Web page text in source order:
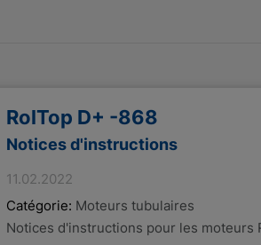
RolTop D+ -868
Notices d'instructions
11.02.2022
Catégorie: Moteurs tubulaires
Notices d'instructions pour les moteurs